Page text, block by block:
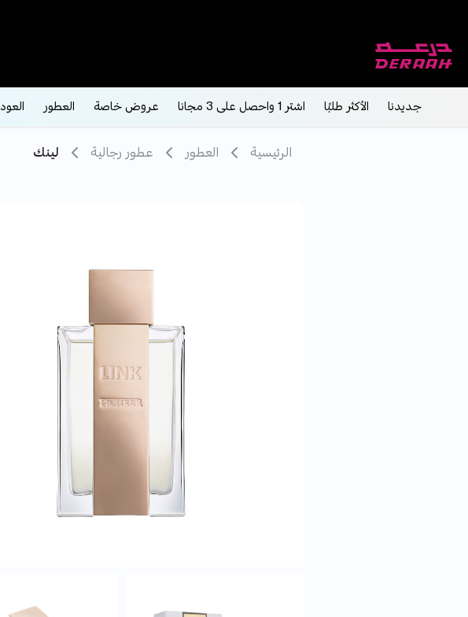
جديدنا الأكثر طلبًا اشتر 1 واحصل على 3 مجانا عروض خاصة العطور العود
الرئيسية العطور عطور رجالية لينك